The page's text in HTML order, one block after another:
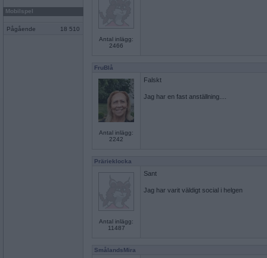
Mobilspel
Pågående 18 510
Antal inlägg:
2466
FruBlå
Antal inlägg:
2242
Falskt
Jag har en fast anställning....
Prärieklocka
Antal inlägg:
11487
Sant
Jag har varit väldigt social i helgen
SmålandsMira